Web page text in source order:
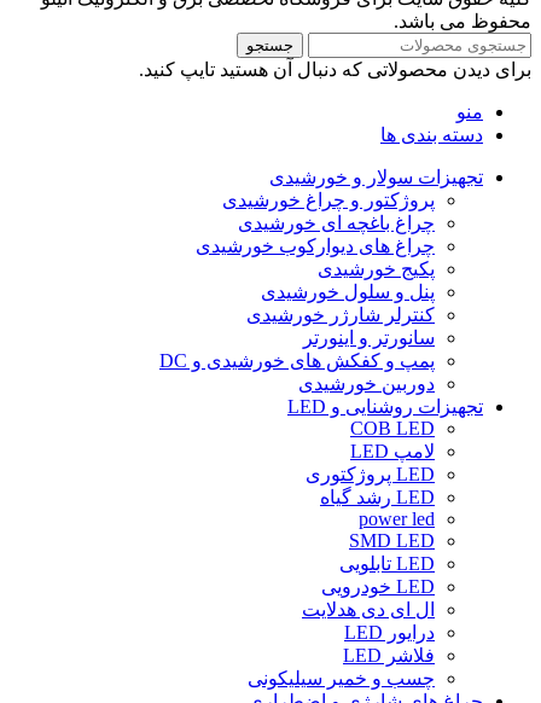
محفوظ می باشد.
جستجو
برای دیدن محصولاتی که دنبال آن هستید تایپ کنید.
منو
دسته بندی ها
تجهیزات سولار و خورشیدی
پروژکتور و چراغ خورشیدی
چراغ باغچه ای خورشیدی
چراغ های دیوارکوب خورشیدی
پکیج خورشیدی
پنل و سلول خورشیدی
کنترلر شارژر خورشیدی
سانورتر و اینورتر
پمپ و کفکش های خورشیدی و DC
دوربین خورشیدی
تجهیزات روشنایی و LED
COB LED
لامپ LED
LED پروژکتوری
LED رشد گیاه
power led
SMD LED
LED تابلویی
LED خودرویی
ال ای دی هدلایت
درایور LED
فلاشر LED
چسب و خمیر سیلیکونی